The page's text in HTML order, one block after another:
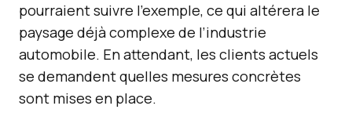
pourraient suivre l’exemple, ce qui altérera le
paysage déjà complexe de l’industrie
automobile. En attendant, les clients actuels
se demandent quelles mesures concrètes
sont mises en place.